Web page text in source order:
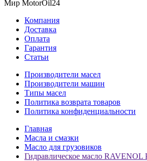
Мир MotorOil24
Компания
Доставка
Оплата
Гарантия
Статьи
Производители масел
Производители машин
Типы масел
Политика возврата товаров
Политика конфиденциальности
Главная
Масла и смазки
Масло для грузовиков
Гидравлическое масло RAVENOL